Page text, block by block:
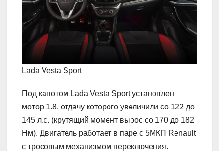
Lada Vesta Sport
Под капотом Lada Vesta Sport установлен
мотор 1.8, отдачу которого увеличили со 122 до
145 л.с. (крутящий момент вырос со 170 до 182
Нм). Двигатель работает в паре с 5МКП Renault
с тросовым механизмом переключения.